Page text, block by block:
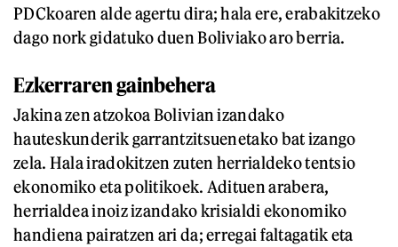
PDCkoaren alde agertu dira; hala ere, erabakitzeko
dago nork gidatuko duen Boliviako aro berria.
Ezkerraren gainbehera
Jakina zen atzokoa Bolivian izandako
hauteskunderik garrantzitsuenetako bat izango
zela. Hala iradokitzen zuten herrialdeko tentsio
ekonomiko eta politikoek. Adituen arabera,
herrialdea inoiz izandako krisialdi ekonomiko
handiena pairatzen ari da; erregai faltagatik eta